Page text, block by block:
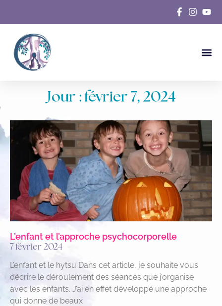
Jour : février 7, 2024
L’enfant et l’approche psychocorporelle
7 février 2024
L’enfant et le hytsu Dans cet article, je souhaite vous
décrire le déroulement des séances que j’organise
avec les enfants. J’ai en effet développé une approche
qui donne de beaux